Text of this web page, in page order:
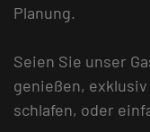
Planung.
Seien Sie unser
genießen,
schlafen, oder